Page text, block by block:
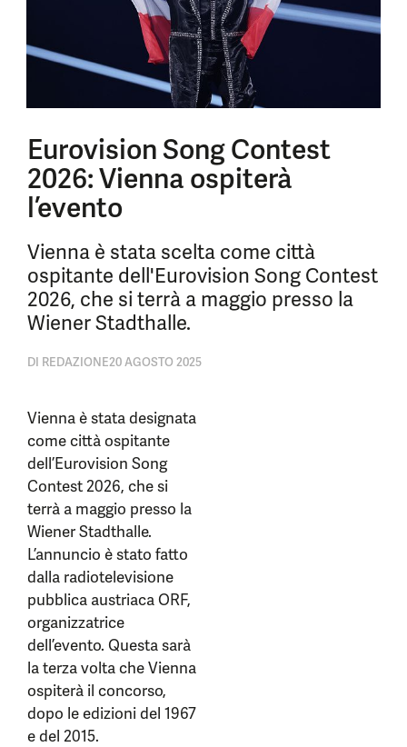
Eurovision Song Contest
2026: Vienna ospiterà
l’evento
Vienna è stata scelta come città
ospitante dell'Eurovision Song Contest
2026, che si terrà a maggio presso la
Wiener Stadthalle.
DI REDAZIONE20 AGOSTO 2025
Vienna è stata designata
come città ospitante
dell’Eurovision Song
Contest 2026, che si
terrà a maggio presso la
Wiener Stadthalle.
L’annuncio è stato fatto
dalla radiotelevisione
pubblica austriaca ORF,
organizzatrice
dell’evento. Questa sarà
la terza volta che Vienna
ospiterà il concorso,
dopo le edizioni del 1967
e del 2015.